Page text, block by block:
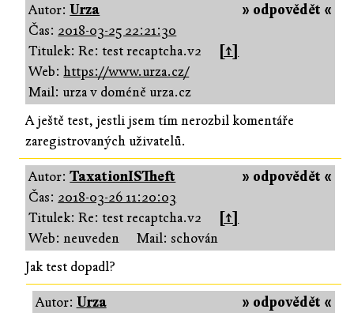
» odpovědět «
Autor:Urza
Čas: 2018-03-25 22:21:30
Titulek: Re: test recaptcha.v2
[↑]
Web:https://www.urza.cz/
Mail: urza v doméně urza.cz
A ještě test, jestli jsem tím nerozbil komentáře
zaregistrovaných uživatelů.
» odpovědět «
Autor:TaxationISTheft
Čas: 2018-03-26 11:20:03
Titulek: Re: test recaptcha.v2
[↑]
Web: neuveden
Mail: schován
Jak test dopadl?
» odpovědět «
Autor: Urza